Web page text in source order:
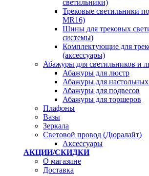
светильники)
Трековые светильники
MR16)
Шины для трековых
системы)
Комплектующие для
(аксессуары)
Абажуры для светильников и
Абажуры для люстр
Абажуры для
Абажуры для подвесов
Абажуры для торшеров
Плафоны
Вазы
Зеркала
Световой провод (Дюралайт)
Аксессуары
АКЦИИ/СКИДКИ
О магазине
Доставка